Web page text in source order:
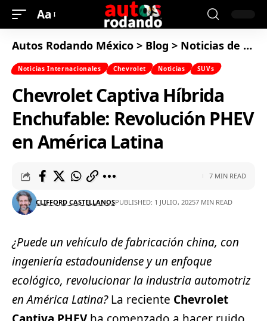
Aa
Autos Rodando México > Blog > Noticias de Autos
Noticias Internacionales Chevrolet Noticias SUVs
Chevrolet Captiva Híbrida
Enchufable: Revolución PHEV
en América Latina
CLIFFORD CASTELLANOSPUBLISHED: 1 JULIO, 20257 MIN READ
7 MIN READ
¿Puede un vehículo de fabricación china, con
ingeniería estadounidense y un enfoque
ecológico, revolucionar la industria automotriz
en América Latina?La reciente Chevrolet